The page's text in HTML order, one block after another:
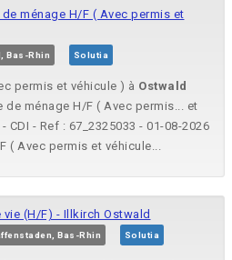
ménage H/F ( Avec permis et
Bas-Rhin Solutia
permis et véhicule ) à Ostwald
de ménage H/F ( Avec permis... et
- CDI - Ref : 67_2325033 - 01-08-2026
( Avec permis et véhicule...
(H/F) - Illkirch Ostwald
Bas-Rhin Solutia